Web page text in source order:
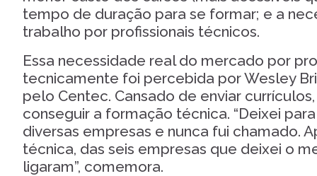
tempo de duração para se formar; e a
trabalho por profissionais técnicos.
Essa necessidade real do mercado por
tecnicamente foi percebida por Wesley
pelo Centec. Cansado de enviar
conseguir a formação técnica. “Deixei
diversas empresas e nunca fui chamado.
técnica, das seis empresas que deixei o
ligaram”, comemora.